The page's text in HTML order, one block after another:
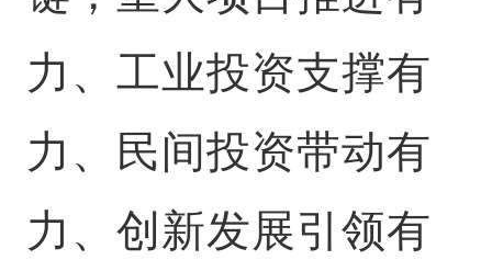
力、工业投资支撑有
力、民间投资带动有
力、创新发展引领有